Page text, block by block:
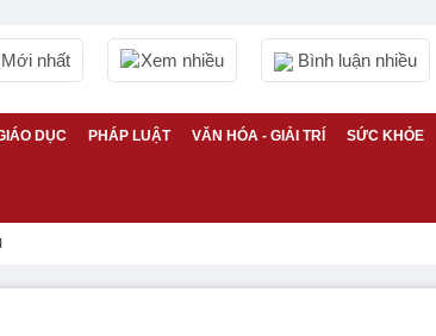
Mới nhất Xem nhiều Bình luận nhiều
DỤC PHÁP LUẬT VĂN HÓA - GIẢI TRÍ SỨC KHỎE